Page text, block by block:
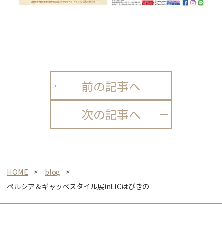
前の記事へ
次の記事へ
HOME
blog
ペルシア＆ギャッベスタイル展inLICはびきの